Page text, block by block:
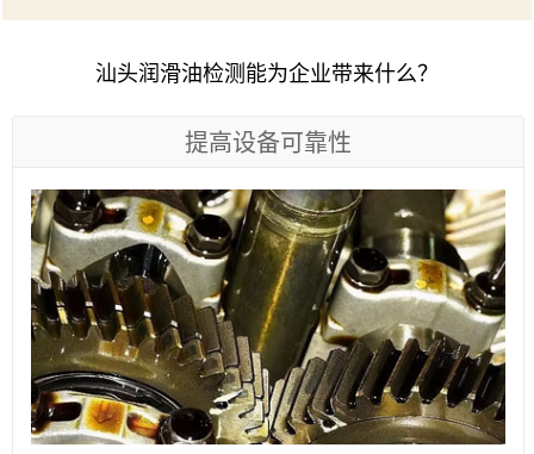
汕头润滑油检测能为企业带来什么？
提高设备可靠性